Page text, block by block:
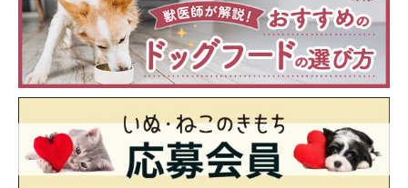
み、姿が見えなくなり……。1時間後、もぞもぞと毛布の中から
愛犬が顔を出し、暑かったのかハァハァしながらのびーっとして
いる姿を見て、『かわいらしいおバカな姿だな』と思いました」